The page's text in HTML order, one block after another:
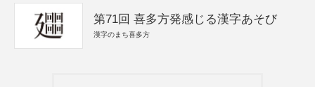
第71回 喜多方発感じる漢字あそび
漢字のまち喜多方